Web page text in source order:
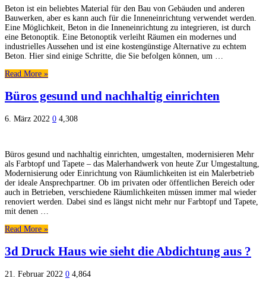
Beton ist ein beliebtes Material für den Bau von Gebäuden und anderen
Bauwerken, aber es kann auch für die Inneneinrichtung verwendet werden.
Eine Möglichkeit, Beton in die Inneneinrichtung zu integrieren, ist durch
eine Betonoptik. Eine Betonoptik verleiht Räumen ein modernes und
industrielles Aussehen und ist eine kostengünstige Alternative zu echtem
Beton. Hier sind einige Schritte, die Sie befolgen können, um …
Read More »
Büros gesund und nachhaltig einrichten
6. März 2022 0 4,308
Büros gesund und nachhaltig einrichten, umgestalten, modernisieren Mehr
als Farbtopf und Tapete – das Malerhandwerk von heute Zur Umgestaltung,
Modernisierung oder Einrichtung von Räumlichkeiten ist ein Malerbetrieb
der ideale Ansprechpartner. Ob im privaten oder öffentlichen Bereich oder
auch in Betrieben, verschiedene Räumlichkeiten müssen immer mal wieder
renoviert werden. Dabei sind es längst nicht mehr nur Farbtopf und Tapete,
mit denen …
Read More »
3d Druck Haus wie sieht die Abdichtung aus ?
21. Februar 2022 0 4,864